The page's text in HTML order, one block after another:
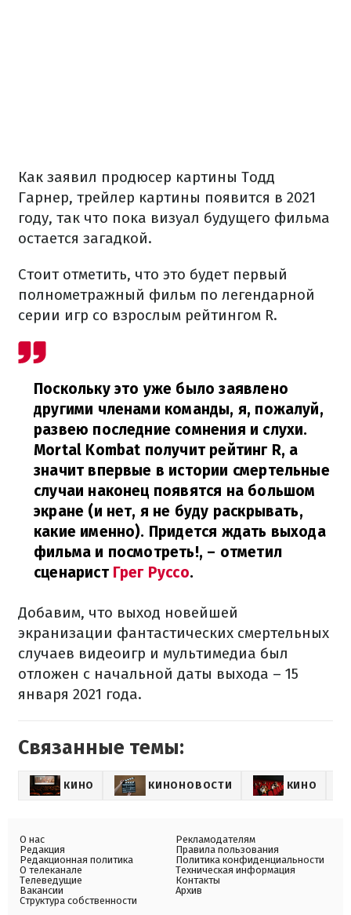
Как заявил продюсер картины Тодд
Гарнер, трейлер картины появится в 2021
году, так что пока визуал будущего фильма
остается загадкой.
Стоит отметить, что это будет первый
полнометражный фильм по легендарной
серии игр со взрослым рейтингом R.
Поскольку это уже было заявлено
другими членами команды, я, пожалуй,
развею последние сомнения и слухи.
Mortal Kombat получит рейтинг R, а
значит впервые в истории смертельные
случаи наконец появятся на большом
экране (и нет, я не буду раскрывать,
какие именно). Придется ждать выхода
фильма и посмотреть!, – отметил
сценарист Грег Руссо.
Добавим, что выход новейшей
экранизации фантастических смертельных
случаев видеоигр и мультимедиа был
отложен с начальной даты выхода – 15
января 2021 года.
Связанные темы:
КИНО КИНОНОВОСТИ КИНО
О нас
Редакция
Редакционная политика
О телеканале
Телеведущие
Вакансии
Структура собственности
Рекламодателям
Правила пользования
Политика конфиденциальности
Техническая информация
Контакты
Архив